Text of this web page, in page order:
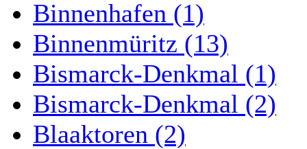
Binnenhafen (1)
Binnenmüritz (13)
Bismarck-Denkmal (1)
Bismarck-Denkmal (2)
Blaaktoren (2)